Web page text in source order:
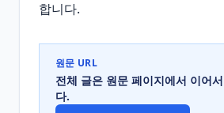
합니다.
원문 URL
전체 글은 원문 페이지에서 이어
다.